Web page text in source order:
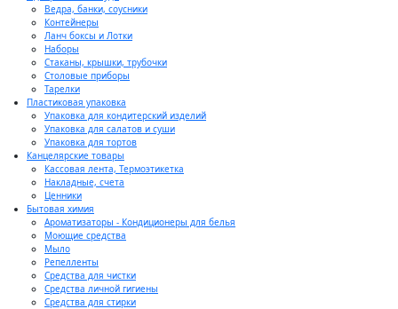
Ведра, банки, соусники
Контейнеры
Ланч боксы и Лотки
Наборы
Стаканы, крышки, трубочки
Столовые приборы
Тарелки
Пластиковая упаковка
Упаковка для кондитерский изделий
Упаковка для салатов и суши
Упаковка для тортов
Канцелярские товары
Кассовая лента, Термоэтикетка
Накладные, счета
Ценники
Бытовая химия
Ароматизаторы - Кондиционеры для белья
Моющие средства
Мыло
Репелленты
Средства для чистки
Средства личной гигиены
Средства для стирки